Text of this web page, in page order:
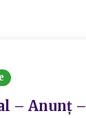
– Anunț –